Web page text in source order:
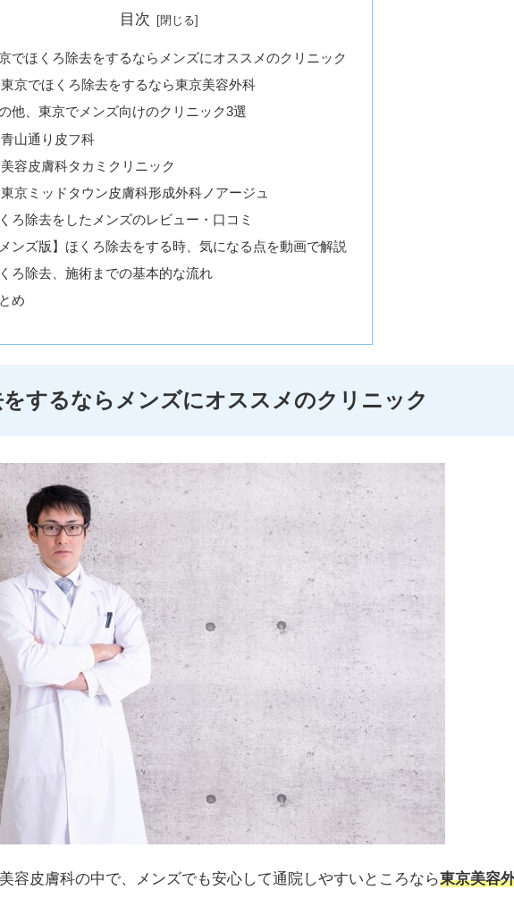
目次
でほくろ除去をするならメンズにオススメのクリニック
東京でほくろ除去をするなら東京美容外科
他、東京でメンズ向けのクリニック3選
青山通り皮フ科
美容皮膚科タカミクリニック
東京ミッドタウン皮膚科形成外科ノアージュ
ろ除去をしたメンズのレビュー・口コミ
メンズ版】ほくろ除去をする時、気になる点を動画で解説
ろ除去、施術までの基本的な流れ
め
するならメンズにオススメのクリニック
容皮膚科の中で、メンズでも安心して通院しやすいところなら東京美容